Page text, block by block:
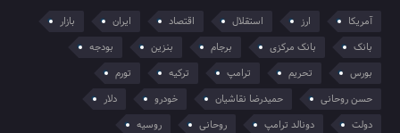
آمریکا ارز استقلال اقتصاد ایران
بازار
بانک
بانک مرکزی برجام بنزین
بودجه
بورس
تحریم ترامپ ترکیه
تورم
حسن روحانی
حمیدرضا نقاشیان خودرو
دلار
دولت
دونالد ترامپ روحانی روسیه